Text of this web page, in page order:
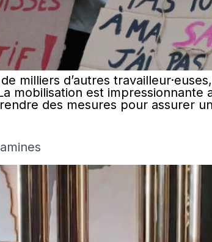
milliers d’autres
mobilisation est impressionnante
des mesures pour assurer